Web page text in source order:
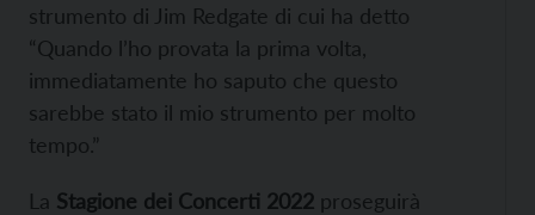
strumento di Jim Redgate di cui ha detto
“Quando l’ho provata la prima volta,
immediatamente ho saputo che questo
sarebbe stato il mio strumento per molto
tempo.”
La Stagione dei Concerti 2022 proseguirà